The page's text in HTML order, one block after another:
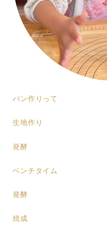
パン作りって
生地作り
発酵
ベンチタイム
発酵
焼成